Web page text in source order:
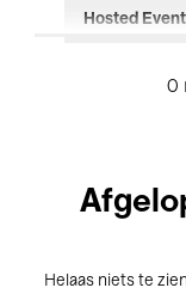
Hosted
0
Helaas niets te